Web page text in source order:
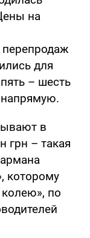
на
для
– шесть
в
грн – такая
которому
по